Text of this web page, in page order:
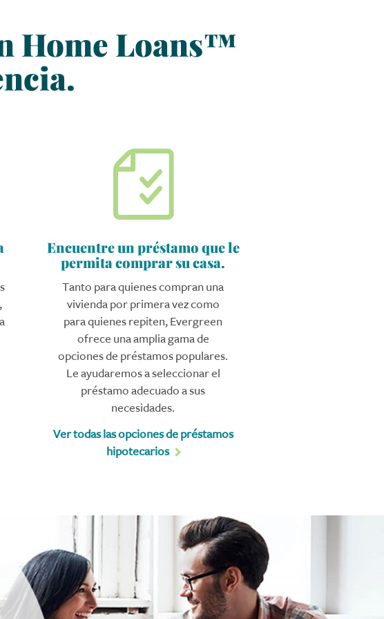
Home Loans™
Encuentre un préstamo que le
permita comprar su casa.
Tanto para quienes compran una
vivienda por primera vez como
para quienes repiten, Evergreen
ofrece una amplia gama de
opciones de préstamos populares.
Le ayudaremos a seleccionar el
préstamo adecuado a sus
necesidades.
Ver todas las opciones de préstamos
hipotecarios